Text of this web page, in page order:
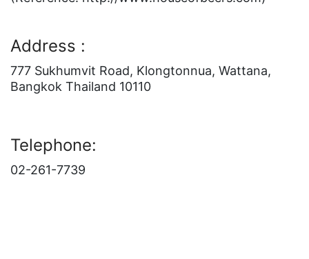
Address :
777 Sukhumvit Road, Klongtonnua, Wattana,
Bangkok Thailand 10110
Telephone:
02-261-7739